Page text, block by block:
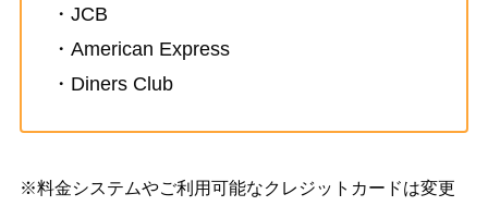
・JCB
・American Express
・Diners Club
※料金システムやご利用可能なクレジットカードは変更